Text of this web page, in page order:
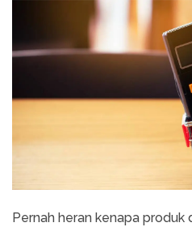
Pernah heran kenapa produk